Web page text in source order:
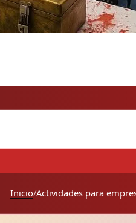
Inicio/Actividades para